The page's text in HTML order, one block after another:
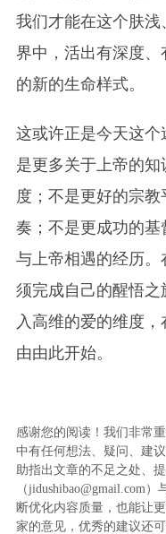
我们才能在这个肤
界中，活出有深度、
的新的生命样式。
这或许正是今天这
是更多关于上帝的
度；不是更好的宗
奏；不是更成功的
与上帝相遇的经历
须完成自己的醒悟
入高维的爱的维度
由由此开始。
感谢您的阅读！我们非常
中有任何想法、疑问、建
助指出文章的不足之处、
（jidushibao@gmail.com
断优化内容质量，也能让
家的意见，优秀的建议还